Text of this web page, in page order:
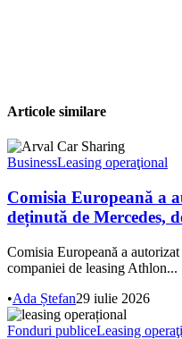
Articole similare
BusinessLeasing operaţional
Comisia Europeană a
deținută de Mercedes,
Comisia Europeană a
companiei de leasing Athlon...
•Ada Ștefan29 iulie 2026
Fonduri publiceLeasing